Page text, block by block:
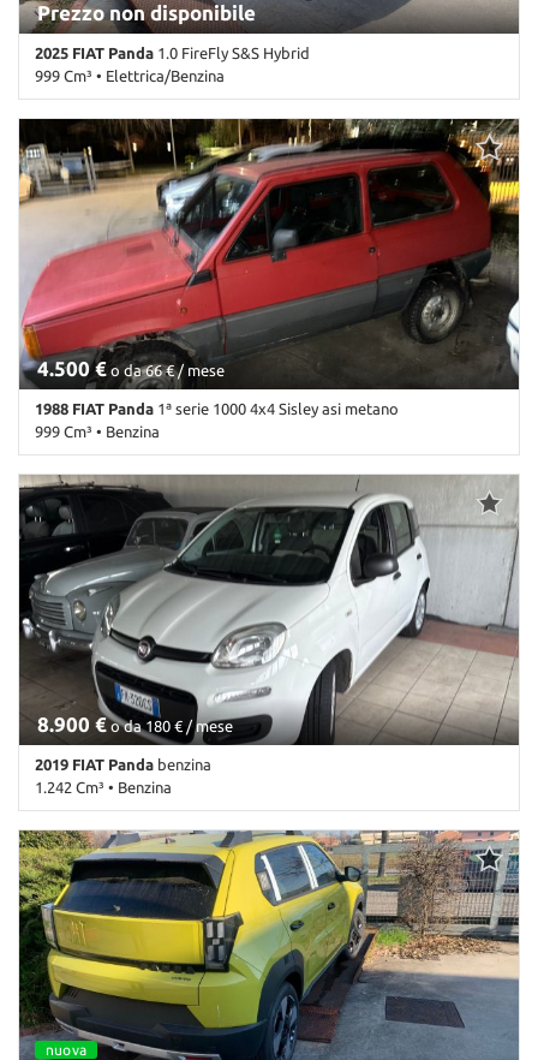
Prezzo non disponibile
2025 FIAT Panda 1.0 FireFly S&S Hybrid
999 Cm³ • Elettrica/Benzina
100.000 Km • Cambio Manuale (6) • Azzurro metallizzato • 5 Porte •
ABS • Airbag • Airbag Passeggero • Airbag testa • Alzacristalli
elettrici • Antifurto • Chiusura centralizzata • Climatizzatore •
Controllo trazione • ESP • Immobilizzatore elettronico •
Servosterzo
4.500 €o da 66 € / mese
1988 FIAT Panda 1ª serie 1000 4x4 Sisley asi metano
999 Cm³ • Benzina
44.000 Km • Cambio Manuale (5) • Rosso pastello • 3 Porte
8.900 € o da 180 € / mese
2019 FIAT Panda benzina
1.242 Cm³ • Benzina
110.000 Km • Cambio Manuale (5) • Antracite pastello • 5 Porte •
ABS • Airbag • Airbag laterali • Airbag Passeggero • Airbag testa •
Autoradio • Autoradio digitale • Bluetooth • Chiusura centralizzata
• Climatizzatore • Controllo trazione • ESP • Fendinebbia •
Immobilizzatore elettronico • Servosterzo • Specchietti laterali
elettrici
nuova